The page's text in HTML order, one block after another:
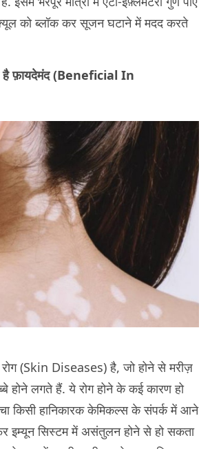
को ब्लॉक कर सूजन घटाने में मदद करते
है फ़ायदेमंद (Beneficial In
रोग (Skin Diseases) है, जो होने से मरीज़
होने लगते हैं. ये रोग होने के कई कारण हो
किसी हानिकारक केमिकल्स के संपर्क में आने
इम्यून सिस्टम में असंतुलन होने से हो सकता